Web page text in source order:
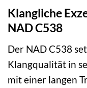
Klangliche
NAD C538
Der NAD C538
Klangqualität in
mit einer langen